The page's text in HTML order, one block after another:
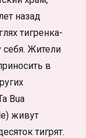
назад
тигренка-
себя. Жители
в
Buа
живут
тигрят.